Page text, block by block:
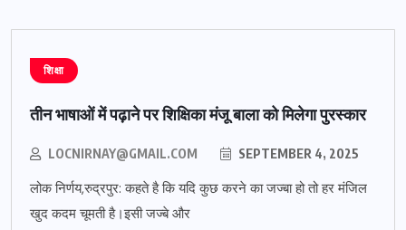
शिक्षा
तीन भाषाओं में पढ़ाने पर शिक्षिका मंजू बाला को मिलेगा पुरस्कार
LOCNIRNAY@GMAIL.COM SEPTEMBER 4, 2025
लोक निर्णय,रुद्रपुर: कहते है कि यदि कुछ करने का जज्बा हो तो हर मंजिल
खुद कदम चूमती है।इसी जज्बे और